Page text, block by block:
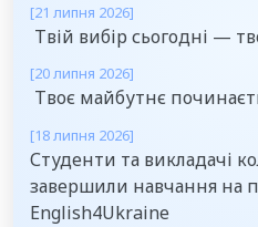
[21 липня 2026]
Твій вибір сьогодні —
[20 липня 2026]
Твоє майбутнє
[18 липня 2026]
Студенти та викладачі
завершили навчання на
English4Ukraine